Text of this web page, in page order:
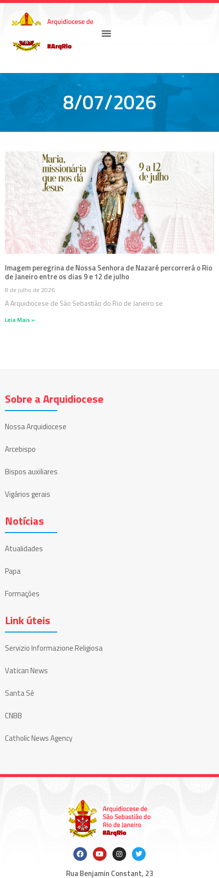
8/07/2026
Imagem peregrina de Nossa Senhora de Nazaré percorrerá o Rio
de Janeiro entre os dias 9 e 12 de julho
8 de julho de 2026
A Arquidiocese de São Sebastião do Rio de Janeiro se
Leia Mais »
Sobre a Arquidiocese
Nossa Arquidiocese
Arcebispo
Bispos auxiliares
Vigários gerais
Notícias
Atualidades
Papa
Formações
Link úteis
Servizio Informazione Religiosa
Vatican News
Santa Sé
CNBB
Catholic News Agency
Rua Benjamin Constant, 23